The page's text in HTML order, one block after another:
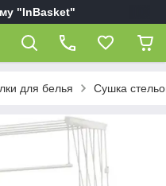
"InBasket"
для белья Сушка